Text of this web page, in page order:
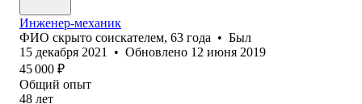
Инженер-механик
ФИО скрыто соискателем, 63 года • Был
15 декабря 2021
• Обновлено 12 июня 2019
45 000 ₽
Общий опыт
48 лет